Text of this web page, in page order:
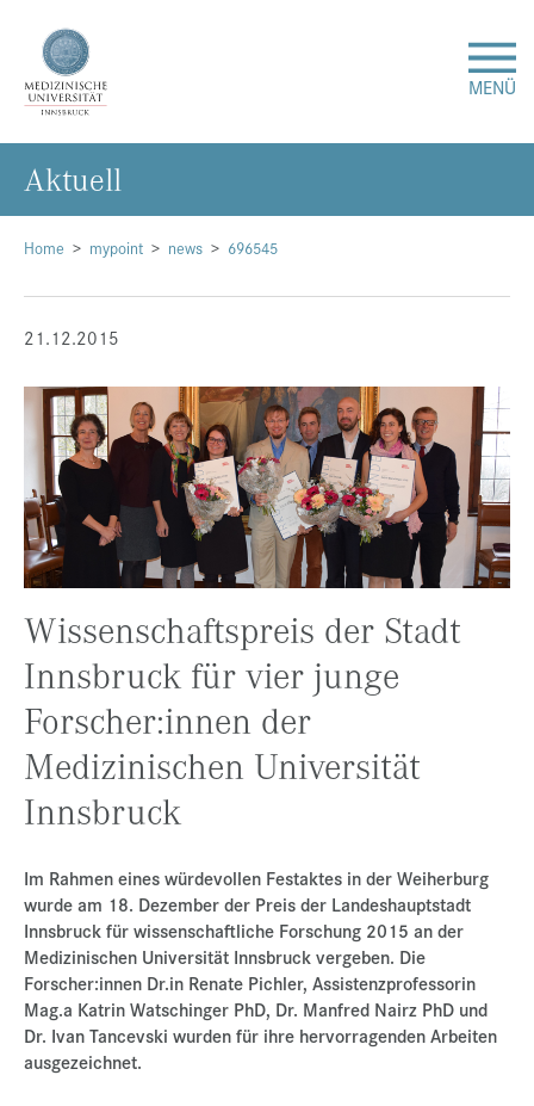
MENÜ
Forschung
Studium & Lehre
Krankenversorgung
Über uns
Internationales
Events
Presse
de |en
Home mypoint news 696545
21.12.2015
Wissenschaftspreis der Stadt
Innsbruck für vier junge
Forscher:innen der
Medizinischen Universität
Innsbruck
Im Rahmen eines würdevollen Festaktes in der Weiherburg
wurde am 18. Dezember der Preis der Landeshauptstadt
Innsbruck für wissenschaftliche Forschung 2015 an der
Medizinischen Universität Innsbruck vergeben. Die
Forscher:innen Dr.in Renate Pichler, Assistenzprofessorin
Mag.a Katrin Watschinger PhD, Dr. Manfred Nairz PhD und
Dr. Ivan Tancevski wurden für ihre hervorragenden Arbeiten
ausgezeichnet.
Ak­tu­ell